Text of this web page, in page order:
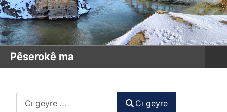
Pêserokê ma ≡
Cı geyre